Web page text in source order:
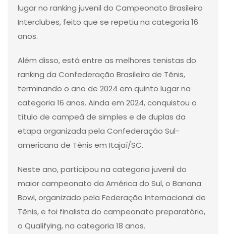
lugar no ranking juvenil do Campeonato Brasileiro
Interclubes, feito que se repetiu na categoria 16
anos.
Além disso, está entre as melhores tenistas do
ranking da Confederação Brasileira de Tênis,
terminando o ano de 2024 em quinto lugar na
categoria 16 anos. Ainda em 2024, conquistou o
título de campeã de simples e de duplas da
etapa organizada pela Confederação Sul-
americana de Tênis em Itajaí/SC.
Neste ano, participou na categoria juvenil do
maior campeonato da América do Sul, o Banana
Bowl, organizado pela Federação Internacional de
Tênis, e foi finalista do campeonato preparatório,
o Qualifying, na categoria 18 anos.